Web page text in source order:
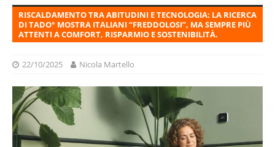
RISCALDAMENTO TRA ABITUDINI E TECNOLOGIA: LA RICERCA
DI TADO° MOSTRA ITALIANI “FREDDOLOSI”, MA SEMPRE PIÙ
ATTENTI A COMFORT, RISPARMIO E SOSTENIBILITÀ.
22/10/2025 Nicola Martello